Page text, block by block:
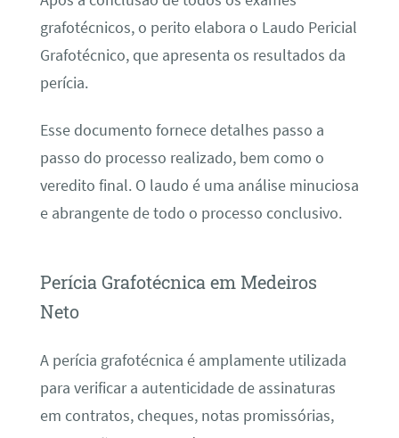
grafotécnicos, o perito elabora o Laudo Pericial
Grafotécnico, que apresenta os resultados da
perícia.
Esse documento fornece detalhes passo a
passo do processo realizado, bem como o
veredito final. O laudo é uma análise minuciosa
e abrangente de todo o processo conclusivo.
Perícia Grafotécnica em Medeiros
Neto
A perícia grafotécnica é amplamente utilizada
para verificar a autenticidade de assinaturas
em contratos, cheques, notas promissórias,